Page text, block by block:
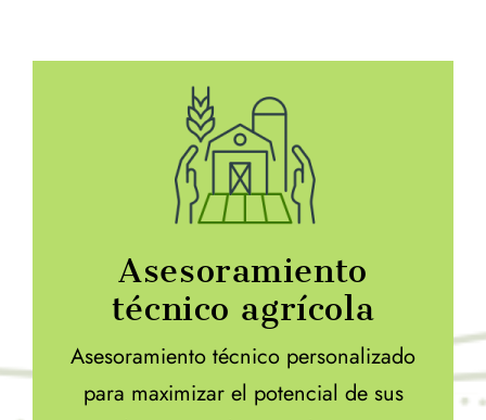
Asesoramiento
técnico agrícola
Asesoramiento técnico personalizado
para maximizar el potencial de sus